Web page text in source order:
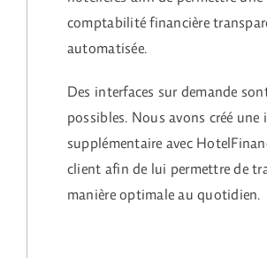
comptabilité financière
automatisée.
Des interfaces sur demande
possibles. Nous avons créé une
supplémentaire avec
client afin de lui permettre de
manière optimale au quotidien.